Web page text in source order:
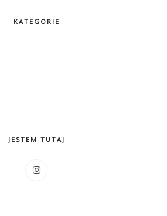
KATEGORIE
JESTEM TUTAJ